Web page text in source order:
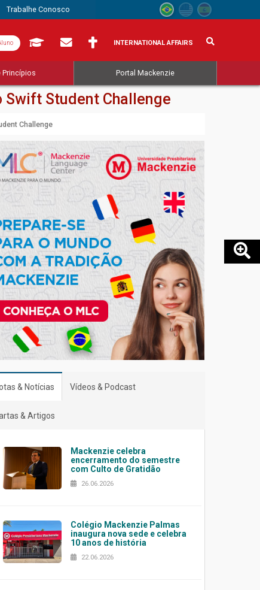
Trabalhe Conosco
INTERNATIONAL AFFAIRS
Princípios Portal Mackenzie
Student Challenge
Challenge
& Notícias Vídeos & Podcast
& Artigos
Mackenzie celebra
encerramento do semestre
com Culto de Gratidão
26.06.2026
Colégio Mackenzie Palmas
inaugura nova sede e celebra
10 anos de história
22.06.2026